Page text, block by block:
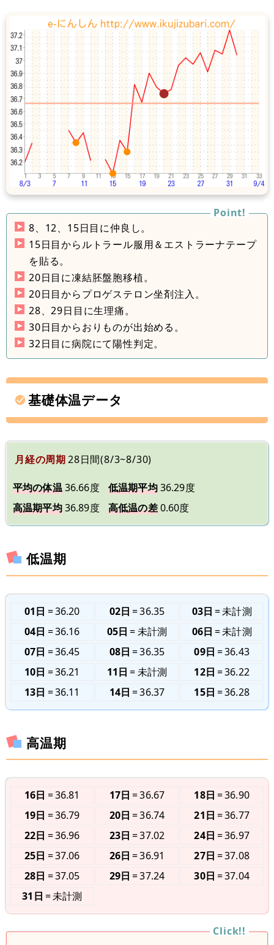
8、12、15日目に仲良し。
15日目からルトラール服用＆エストラーナテープ
を貼る。
20日目に凍結胚盤胞移植。
20日目からプロゲステロン坐剤注入。
28、29日目に生理痛。
30日目からおりものが出始める。
32日目に病院にて陽性判定。
基礎体温データ
月経の周期28日間(8/3~8/30)
平均の体温36.66度 低温期平均36.29度
高温期平均36.89度 高低温の差0.60度
低温期
01日 36.20 02日 36.35 03日
未計測
04日
36.16 05日 未計測 06日
未計測
07日
36.45 08日 36.35 09日
36.43
10日
36.21 11日 未計測 12日
36.22
13日
36.11 14日 36.37 15日 36.28
高温期
16日 36.81 17日 36.67 18日
36.90
19日
36.79 20日 36.74 21日
36.77
22日
36.96 23日 37.02 24日
36.97
25日
37.06 26日 36.91 27日
37.08
28日
37.05 29日 37.24 30日
37.04
31日
未計測